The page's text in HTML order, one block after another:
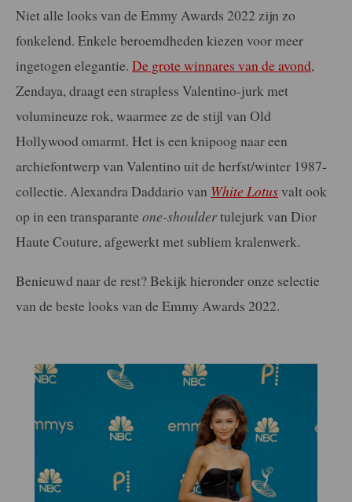
Niet alle looks van de Emmy Awards 2022 zijn zo
fonkelend. Enkele beroemdheden kiezen voor meer
ingetogen elegantie. De grote winnares van de avond,
Zendaya, draagt een strapless Valentino-jurk met
volumineuze rok, waarmee ze de stijl van Old
Hollywood omarmt. Het is een knipoog naar een
archiefontwerp van Valentino uit de herfst/winter 1987-
collectie. Alexandra Daddario van White Lotusvalt ook
op in een transparante one-shouldertulejurk van Dior
Haute Couture, afgewerkt met subliem kralenwerk.
Benieuwd naar de rest? Bekijk hieronder onze selectie
van de beste looks van de Emmy Awards 2022.